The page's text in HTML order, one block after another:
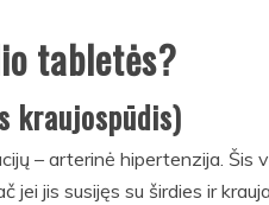
tabletės?
kraujospūdis)
– arterinė hipertenzija. Šis
jei jis susijęs su širdies ir